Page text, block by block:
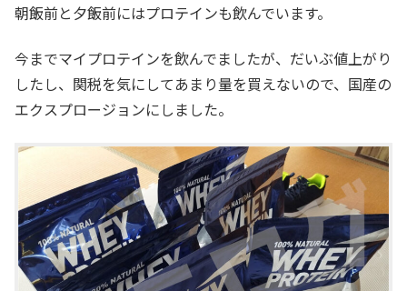
朝飯前と夕飯前にはプロテインも飲んでいます。
今までマイプロテインを飲んでましたが、だいぶ値上がり
したし、関税を気にしてあまり量を買えないので、国産の
エクスプロージョンにしました。